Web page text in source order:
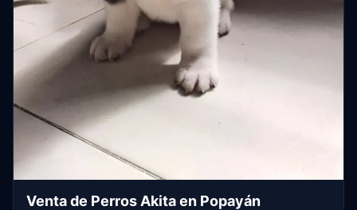
Venta de Perros Akita en Popayán